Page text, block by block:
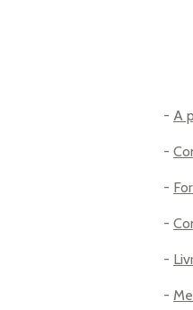
- A
-
-
-
-
-